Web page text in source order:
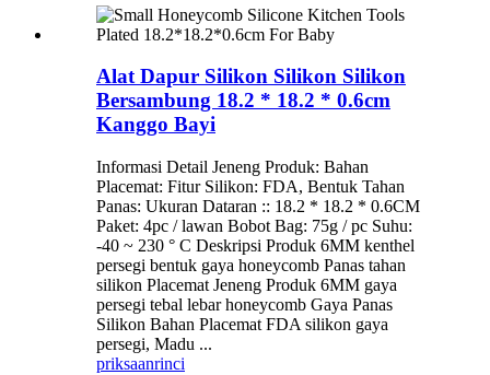
Alat Dapur Silikon Silikon Silikon
Bersambung 18.2 * 18.2 * 0.6cm
Kanggo Bayi
Informasi Detail Jeneng Produk: Bahan
Placemat: Fitur Silikon: FDA, Bentuk Tahan
Panas: Ukuran Dataran :: 18.2 * 18.2 * 0.6CM
Paket: 4pc / lawan Bobot Bag: 75g / pc Suhu:
-40 ~ 230 ° C Deskripsi Produk 6MM kenthel
persegi bentuk gaya honeycomb Panas tahan
silikon Placemat Jeneng Produk 6MM gaya
persegi tebal lebar honeycomb Gaya Panas
Silikon Bahan Placemat FDA silikon gaya
persegi, Madu ...
priksaanrinci